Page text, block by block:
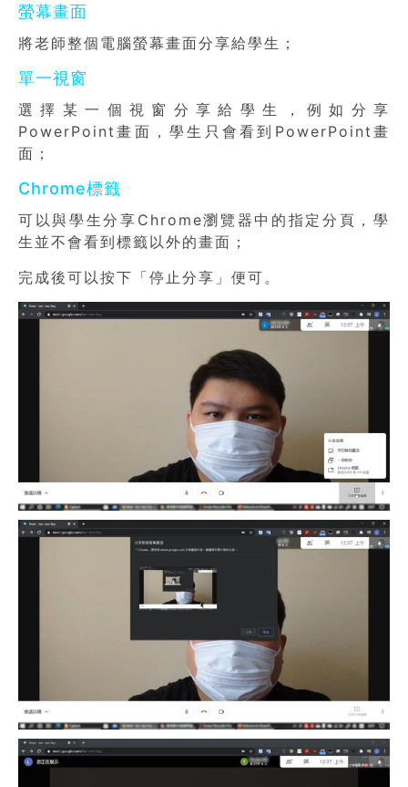
螢幕畫面
將老師整個電腦螢幕畫面分享給學生；
單一視窗
選擇某一個視窗分享給學生，例如分享
PowerPoint畫面，學生只會看到PowerPoint畫
面；
Chrome標籤
可以與學生分享Chrome瀏覽器中的指定分頁，學
生並不會看到標籤以外的畫面；
完成後可以按下「停止分享」便可。